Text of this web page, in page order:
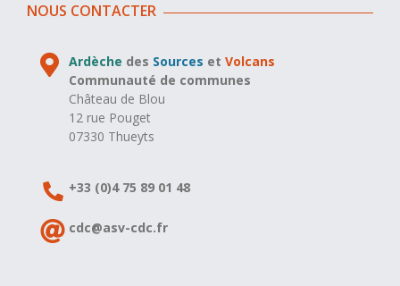
NOUS CONTACTER
Ardèche des Sources etVolcans
Communauté de communes
Château de Blou
12 rue Pouget
07330 Thueyts
+33 (0)4 75 89 01 48
cdc@asv-cdc.fr